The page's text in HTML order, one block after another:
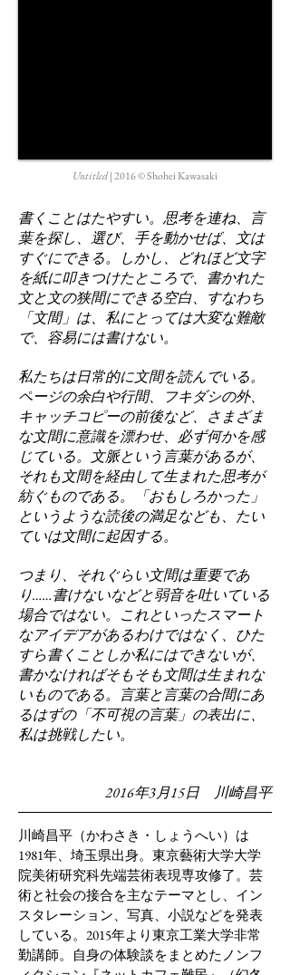
Untitled| 2016 © Shohei Kawasaki
書くことはたやすい。思考を連ね、言
葉を探し、選び、手を動かせば、文は
すぐにできる。しかし、どれほど文字
を紙に叩きつけたところで、書かれた
文と文の狭間にできる空白、すなわち
「文間」は、私にとっては大変な難敵
で、容易には書けない。
私たちは日常的に文間を読んでいる。
ページの余白や行間、フキダシの外、
キャッチコピーの前後など、さまざま
な文間に意識を漂わせ、必ず何かを感
じている。文脈という言葉があるが、
それも文間を経由して生まれた思考が
紡ぐものである。「おもしろかった」
というような読後の満足なども、たい
ていは文間に起因する。
つまり、それぐらい文間は重要であ
り……書けないなどと弱音を吐いている
場合ではない。これといったスマート
なアイデアがあるわけではなく、ひた
すら書くことしか私にはできないが、
書かなければそもそも文間は生まれな
いものである。言葉と言葉の合間にあ
るはずの「不可視の言葉」の表出に、
私は挑戦したい。
2016年3月15日 川崎昌平
川崎昌平（かわさき・しょうへい）は
1981年、埼玉県出身。東京藝術大学大学
院美術研究科先端芸術表現専攻修了。芸
術と社会の接合を主なテーマとし、イン
スタレーション、写真、小説などを発表
している。2015年より東京工業大学非常
勤講師。自身の体験談をまとめたノンフ